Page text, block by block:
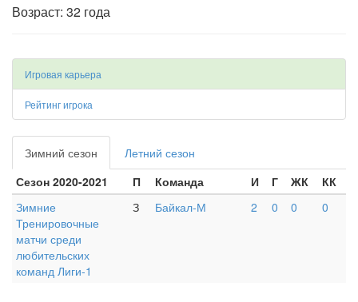
Возраст: 32 года
Игровая карьера
Рейтинг игрока
Зимний сезон
Летний сезон
Сезон 2020-2021
П Команда И Г ЖК
КК
Зимние
Тренировочные
матчи среди
любительских
команд Лиги-1
З Байкал-М 2 0 0 0